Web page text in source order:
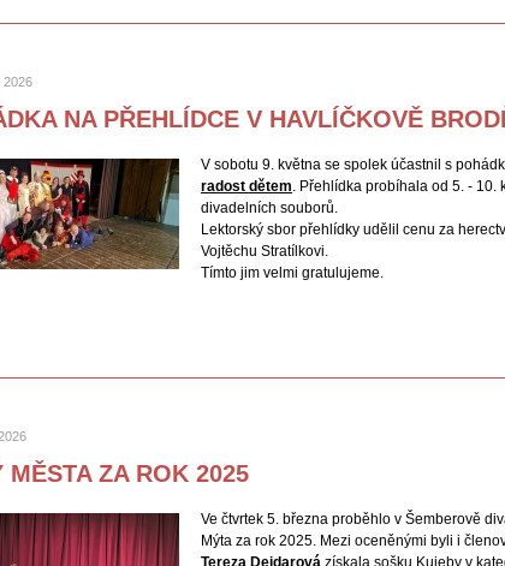
2026
NA PŘEHLÍDCE V HAVLÍČKOVĚ
V sobotu 9. května se spolek účastnil s
radost dětem. Přehlídka probíhala od 5. - 10.
divadelních souborů.
Lektorský sbor přehlídky udělil cenu za
Vojtěchu Stratílkovi.
Tímto jim velmi gratulujeme.
MĚSTA ZA ROK 2025
Ve čtvrtek 5. března proběhlo v Šemberově
Mýta za rok 2025. Mezi oceněnými byli i
Tereza Dejdarová získala sošku Kujeby v